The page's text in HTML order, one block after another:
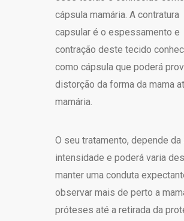
cápsula mamária. A contratura
capsular é o espessamento e
contração deste tecido
como cápsula que poderá
distorção da forma da mama
mamária.
O seu tratamento, depende da
intensidade e poderá varia
manter uma conduta
observar mais de perto a
próteses até a retirada da